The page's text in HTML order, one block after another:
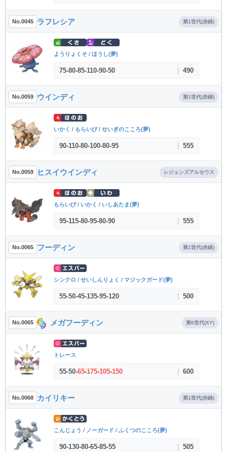
No.0045 ラフレシア 第1世代(赤緑)
ようりょくそ / ほうし(夢)
75-80-85-110-90-50 490
No.0059 ウインディ 第1世代(赤緑)
いかく / もらいび/ せいぎのこころ(夢)
90-110-80-100-80-95 555
No.0059 ヒスイウインディ レジェンズアルセウス
もらいび/ いかく / いしあたま(夢)
95-115-80-95-80-90 555
No.0065 フーディン 第1世代(赤緑)
シンクロ / せいしんりょく / マジックガード(夢)
55-50-45-135-95-120 500
No.0065 メガフーディン 第6世代(XY)
トレース
55-50-65-175-105-150 600
No.0068 カイリキー 第1世代(赤緑)
こんじょう / ノーガード / ふくつのこころ(夢)
90-130-80-65-85-55 505